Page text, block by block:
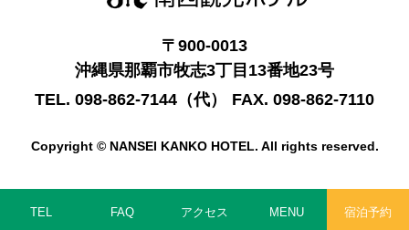
〒900-0013
沖縄県那覇市牧志3丁目13番地23号
TEL.098-862-7144 （代） FAX. 098-862-7110
Copyright © NANSEI KANKO HOTEL. All rights reserved.
TEL FAQ アクセス MENU 宿泊予約